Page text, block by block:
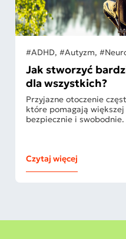
#ADHD, #Autyzm,
Jak stworzyć
dla wszystkich?
Przyjazne otoczenie
które pomagają
bezpiecznie i swobodnie.
Czytaj więcej